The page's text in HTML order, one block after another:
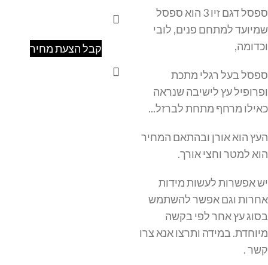
ספסל דגם זיו 3 הוא ספסל
שמיועד למתחם פנים, לובי
וכדומה,
ספסל בעל רגלי מתכת
ופרופיל עץ לישיבה שנראה
כאילו מרחף מתחת לברזל...
העץ הוא אורן ובהתאם המחיר
הוא למטר וחצי אורך.
יש אפשרות לעשות מידות
אחרות וגם אפשר להשתמש
בסוג עץ אחר לפי בקשה
מיוחדת. במידה ותרצו אנא צרו
קשר .
קבל הצעת מחיר